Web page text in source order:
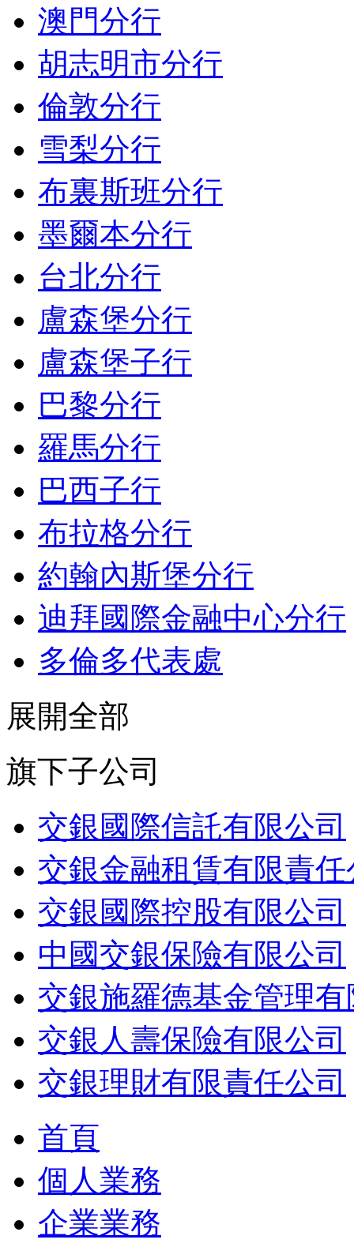
澳門分行
胡志明市分行
倫敦分行
雪梨分行
布裏斯班分行
墨爾本分行
台北分行
盧森堡分行
盧森堡子行
巴黎分行
羅馬分行
巴西子行
布拉格分行
約翰內斯堡分行
迪拜國際金融中心分行
多倫多代表處
展開全部
旗下子公司
交銀國際信託有限公司
交銀金融租賃有限責任
交銀國際控股有限公司
中國交銀保險有限公司
交銀施羅德基金管理
交銀人壽保險有限公司
交銀理財有限責任公司
首頁
個人業務
企業業務